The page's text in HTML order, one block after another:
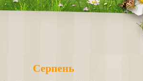
Серпень